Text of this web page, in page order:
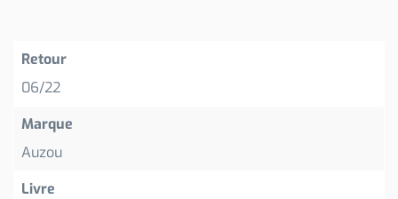
Retour
06/22
Marque
Auzou
Livre